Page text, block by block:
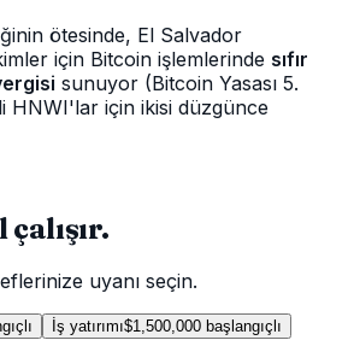
ötesinde, El Salvador
için Bitcoin işlemlerinde sıfır
sunuyor (Bitcoin Yasası 5.
HNWI'lar için ikisi düzgünce
çalışır.
uyanı seçin.
İş yatırımı$1,500,000 başlangıçlı